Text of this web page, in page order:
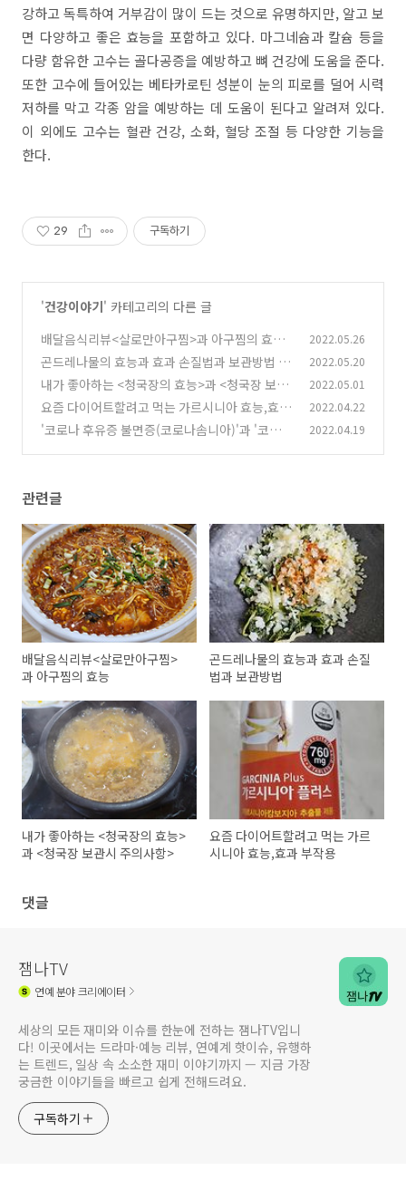
강하고 독특하여 거부감이 많이 드는 것으로 유명하지만, 알고 보
면 다양하고 좋은 효능을 포함하고 있다. 마그네슘과 칼슘 등을
다량 함유한 고수는 골다공증을 예방하고 뼈 건강에 도움을 준다.
또한 고수에 들어있는 베타카로틴 성분이 눈의 피로를 덜어 시력
저하를 막고 각종 암을 예방하는 데 도움이 된다고 알려져 있다.
이 외에도 고수는 혈관 건강, 소화, 혈당 조절 등 다양한 기능을
한다.
29 구독하기
'건강이야기' 카테고리의 다른 글
배달음식리뷰<살로만아구찜>과 아구찜의 효능
(66)
2022.05.26
곤드레나물의 효능과 효과 손질법과 보관방법
(8
5)
2022.05.20
내가 좋아하는 <청국장의 효능>과 <청국장 보관
시 주의사항> (34)
2022.05.01
요즘 다이어트할려고 먹는 가르시니아 효능,효과
부작용
(32)
2022.04.22
'코로나 후유증 불면증(코로나솜니아)'과 '코로나
2022.04.19
관련글
배달음식리뷰<살로만아구찜>
과 아구찜의 효능
곤드레나물의 효능과 효과 손질
법과 보관방법
내가 좋아하는 <청국장의 효능>
과 <청국장 보관시 주의사항>
요즘 다이어트할려고 먹는 가르
시니아 효능,효과 부작용
댓글
잼나TV
연예분야 크리에이터
세상의 모든 재미와 이슈를 한눈에 전하는 잼나TV입니
다! 이곳에서는 드라마·예능 리뷰, 연예계 핫이슈, 유행하
는 트렌드, 일상 속 소소한 재미 이야기까지 — 지금 가장
궁금한 이야기들을 빠르고 쉽게 전해드려요.
구독하기